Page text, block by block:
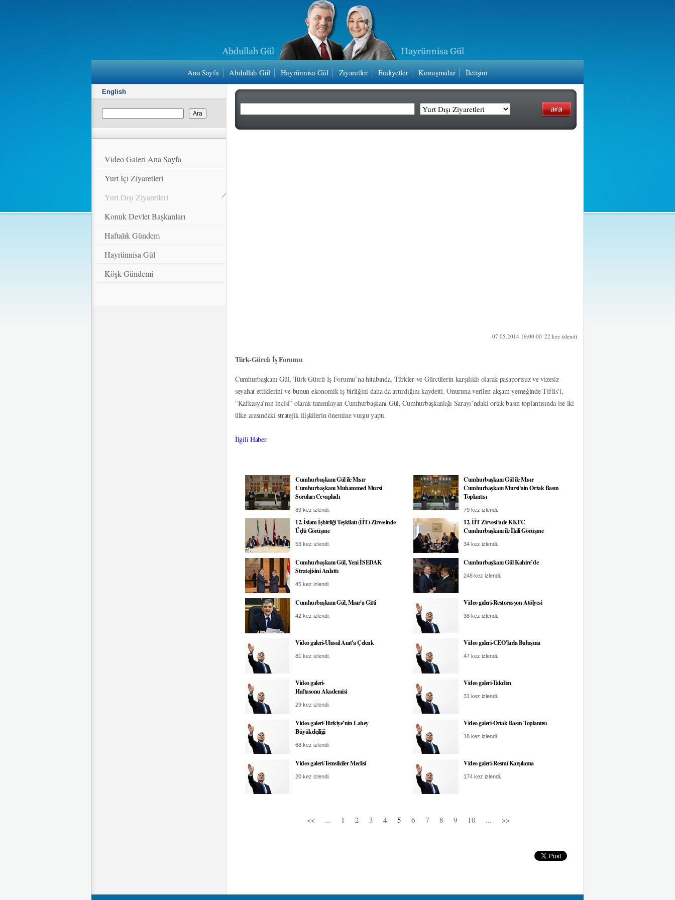
Ana Sayfa Abdullah Gül Hayrünnisa Gül Ziyaretler Faaliyetler Konuşmalar İletişim
English
Video Galeri Ana Sayfa
Yurt İçi Ziyaretleri
Yurt Dışı Ziyaretleri
Konuk Devlet Başkanları
Haftalık Gündem
Hayrünnisa Gül
Köşk Gündemi
07.05.2014 16:00:00 22 kez izlendi
Türk-Gürcü İş Forumu
Cumhurbaşkanı Gül, Türk-Gürcü İş Forumu’na hitabında, Türkler ve Gürcülerin karşılıklı olarak pasaportsuz ve vizesiz
seyahat ettiklerini ve bunun ekonomik iş birliğini daha da artırdığını kaydetti. Onuruna verilen akşam yemeğinde Tiflis’i,
“Kafkasya’nın incisi” olarak tanımlayan Cumhurbaşkanı Gül, Cumhurbaşkanlığı Sarayı’ndaki ortak basın toplantısında ise iki
ülke arasındaki stratejik ilişkilerin önemine vurgu yaptı.
İlgili Haber
Cumhurbaşkanı Gül ile Mısır
Cumhurbaşkanı Muhammed Mursi
Soruları Cevapladı
89 kez izlendi.
Cumhurbaşkanı Gül ile Mısır
Cumhurbaşkanı Mursi'nin Ortak Basın
Toplantısı
79 kez izlendi.
12. İslam İşbirliği Teşkilatı (İİT) Zirvesinde
Üçlü Görüşme
53 kez izlendi.
12. İİT Zirvesi'nde KKTC
Cumhurbaşkanı ile İkili Görüşme
34 kez izlendi.
Cumhurbaşkanı Gül, Yeni İSEDAK
Stratejisini Anlattı
45 kez izlendi.
Cumhurbaşkanı Gül Kahire’de
248 kez izlendi.
Cumhurbaşkanı Gül, Mısır'a Gitti
42 kez izlendi.
Video galeri-Restorasyon Atölyesi
38 kez izlendi.
Video galeri-Ulusal Anıt'a Çelenk
81 kez izlendi.
Video galeri-CEO’larla Buluşma
47 kez izlendi.
Video galeri-
Haftasonu Akademisi
29 kez izlendi.
Video galeri-Takdim
31 kez izlendi.
Video galeri-Türkiye’nin Lahey
Büyükelçiliği
68 kez izlendi.
Video galeri-Ortak Basın Toplantısı
18 kez izlendi.
Video galeri-Temsilciler Meclisi
20 kez izlendi.
Video galeri-Resmî Karşılama
174 kez izlendi.
<< ... 1 2 3 4 5 6 7 8 9 10 ... >>